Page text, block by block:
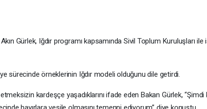
Gürlek, Iğdır programı kapsamında Sivil Toplum Kuruluşları ile
sürecinde örneklerinin Iğdır modeli olduğunu dile getirdi.
kardeşçe yaşadıklarını ifade eden Bakan Gürlek,